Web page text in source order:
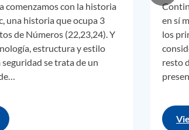
comenzamos con la historia
una historia que ocupa 3
de Números (22,23,24). Y
estructura y estilo
se trata de un
en sí
los
resto